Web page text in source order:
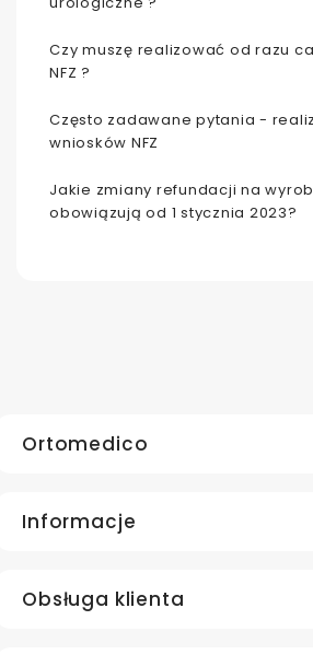
Czy muszę realizować od razu
NFZ ?
Często zadawane pytania -
wniosków NFZ
Jakie zmiany refundacji na
obowiązują od 1 stycznia 2023?
Ortomedico
Informacje
Obsługa klienta